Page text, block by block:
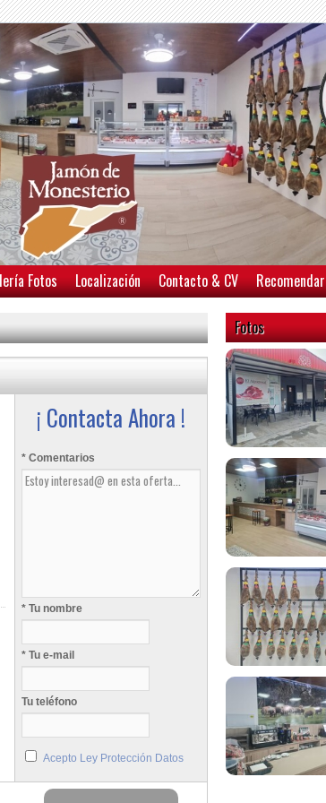
Fotos Localización Contacto & CV Recomendar
¡ Contacta Ahora !
* Comentarios
* Tu nombre
* Tu e-mail
Tu teléfono
Acepto Ley Protección Datos
Fotos